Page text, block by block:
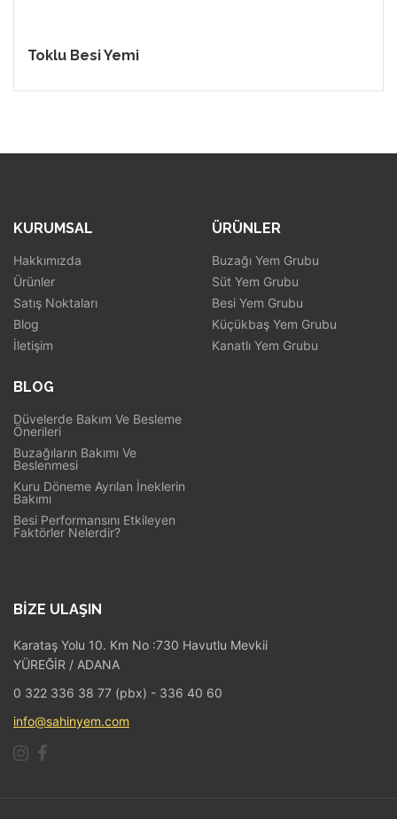
Toklu Besi Yemi
KURUMSAL
Hakkımızda
Ürünler
Satış Noktaları
Blog
İletişim
ÜRÜNLER
Buzağı Yem Grubu
Süt Yem Grubu
Besi Yem Grubu
Küçükbaş Yem Grubu
Kanatlı Yem Grubu
BLOG
Düvelerde Bakım Ve Besleme
Önerileri
Buzağıların Bakımı Ve
Beslenmesi
Kuru Döneme Ayrılan İneklerin
Bakımı
Besi Performansını Etkileyen
Faktörler Nelerdir?
BIZE ULAŞIN
Karataş Yolu 10. Km No :730 Havutlu Mevkii
YÜREĞİR / ADANA
0 322 336 38 77 (pbx) - 336 40 60
info@sahinyem.com